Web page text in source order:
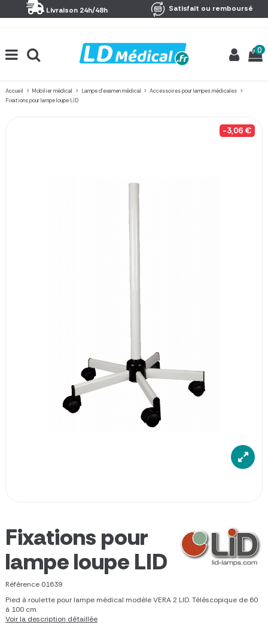
Livraison 24h/48h Satisfait ou remboursé
0
Accueil Mobilier médical Lampe d'examen médical
Accessoires pour lampes médicales
Fixations pour lampe loupe LID
-3,06 €
Fixations pour
lampe loupe LID
Référence 01639
Pied à roulette pour lampe médical modèle VERA 2 LID. Téléscopique de 60
à 100 cm.
Voir la description détaillée
Panneau de gestion des cookies